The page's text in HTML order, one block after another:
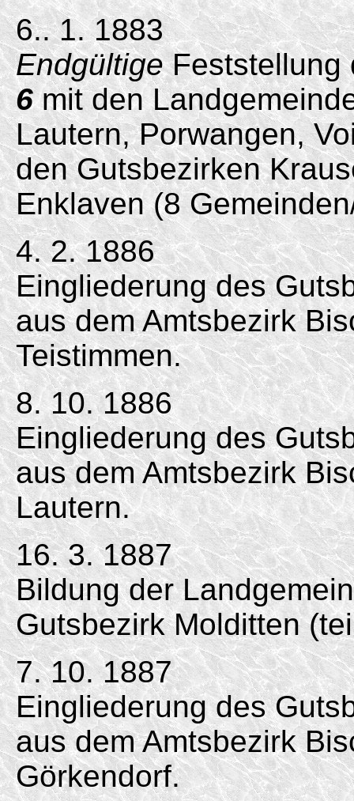
6.. 1. 1883
EndgültigeFeststellung
6mit den
Lautern, Porwangen,
den Gutsbezirken
Enklaven (8
4. 2. 1886
Eingliederung des
aus dem Amtsbezirk
Teistimmen.
8. 10. 1886
Eingliederung des
aus dem Amtsbezirk
Lautern.
16. 3. 1887
Bildung der
Gutsbezirk Molditten
7. 10. 1887
Eingliederung des
aus dem Amtsbezirk
Görkendorf.